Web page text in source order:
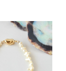
ト SV925【156